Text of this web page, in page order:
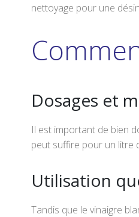
nettoyage pour une
Dosages et
Il est important de bien
peut suffire pour un litre
Utilisation
Tandis que le vinaigre